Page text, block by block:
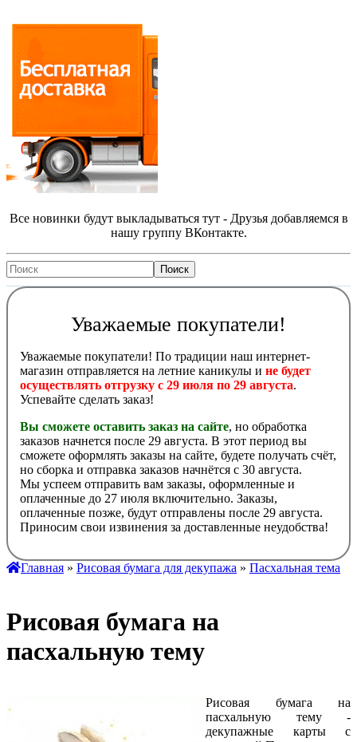
Все новинки будут выкладываться тут - Друзья добавляемся в
нашу группу ВКонтакте.
Уважаемые покупатели!
Уважаемые покупатели! По традиции наш интернет-
магазин отправляется на летние каникулы и не будет
осуществлять отгрузку с 29 июля по 29 августа.
Успевайте сделать заказ!
Вы сможете оставить заказ на сайте, но обработка
заказов начнется после 29 августа. В этот период вы
сможете оформлять заказы на сайте, будете получать счёт,
но сборка и отправка заказов начнётся с 30 августа.
Мы успеем отправить вам заказы, оформленные и
оплаченные до 27 июля включительно. Заказы,
оплаченные позже, будут отправлены после 29 августа.
Приносим свои извинения за доставленные неудобства!
Главная » Рисовая бумага для декупажа » Пасхальная тема
Рисовая бумага на
пасхальную тему
Рисовая бумага на
пасхальную тему -
декупажные карты с